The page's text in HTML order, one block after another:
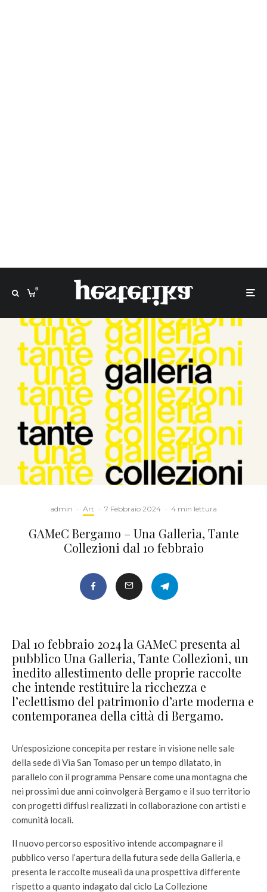
0
admin · Art · 7 Febbraio 2024 · 4 min lettura
GAMeC Bergamo – Una Galleria, Tante
Collezioni dal 10 febbraio
Dal 10 febbraio 2024 la GAMeC presenta al
pubblico Una Galleria, Tante Collezioni, un
inedito allestimento delle proprie raccolte
che intende restituire la ricchezza e
l’eclettismo del patrimonio d’arte moderna e
contemporanea della città di Bergamo.
Un’esposizione concepita per restare in visione nelle sale
della sede di Via San Tomaso per un tempo dilatato, in
parallelo con il programma Pensare come una montagna che
nei prossimi due anni coinvolgerà Bergamo e il suo territorio
con progetti diffusi realizzati in collaborazione con artisti e
comunità locali.
Il nuovo percorso espositivo intende accompagnare il
pubblico verso l’apertura della futura sede della Galleria, e
presenta le raccolte museali da una prospettiva differente
rispetto a quanto indagato dal ciclo La Collezione